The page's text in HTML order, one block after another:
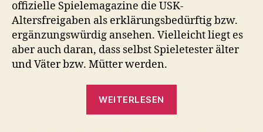
offizielle Spielemagazine die USK-
Altersfreigaben als erklärungsbedürftig bzw.
ergänzungswürdig ansehen. Vielleicht liegt es
aber auch daran, dass selbst Spieletester älter
und Väter bzw. Mütter werden.
WEITERLESEN